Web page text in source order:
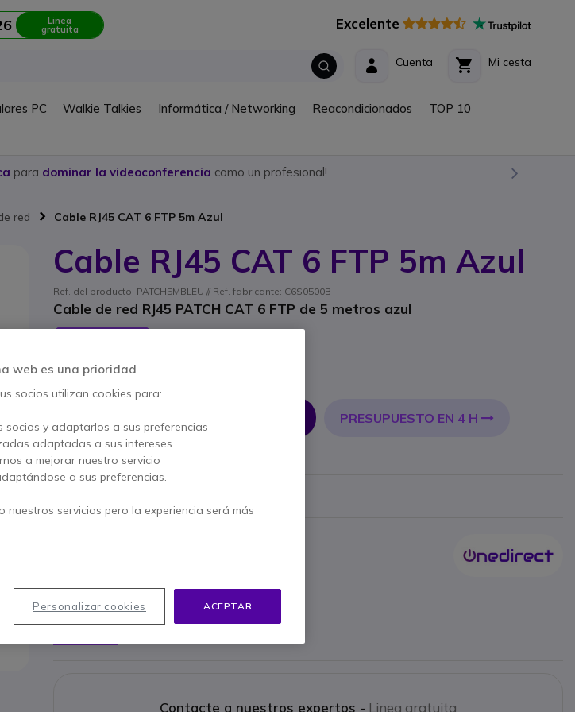
Linea
gratuita Excelente
Mi cesta
Cuenta
PC Walkie Talkies Informática / Networking Reacondicionados TOP 10
para dominar la videoconferencia como un profesional!
red Cable RJ45 CAT 6 FTP 5m Azul
Cable RJ45 CAT 6 FTP 5m Azul
Ref. del producto: PATCH5MBLEU // Ref. fabricante: C6S0500B
Cable de red RJ45 PATCH CAT 6 FTP de 5 metros azul
3,95 € s/Iva-
PRESUPUESTO EN 4 H
No está disponible
Blindado con papel de aluminio.
Cubierta de PVC.
Contacte a nuestros expertos - Linea gratuita
web es una prioridad
socios utilizan cookies para:
y adaptarlos a sus preferencias
adaptadas a sus intereses
a mejorar nuestro servicio
a sus preferencias.
servicios pero la experiencia será más
ACEPTAR
Personalizar cookies